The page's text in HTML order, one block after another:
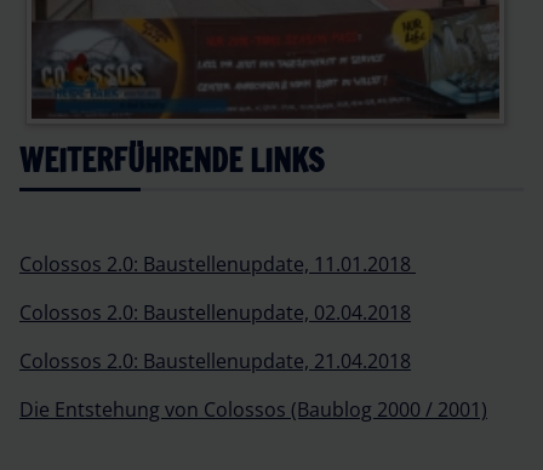
WEITERFÜHRENDE LINKS
Colossos 2.0: Baustellenupdate, 11.01.2018
Colossos 2.0: Baustellenupdate, 02.04.2018
Colossos 2.0: Baustellenupdate, 21.04.2018
Die Entstehung von Colossos (Baublog 2000 / 2001)